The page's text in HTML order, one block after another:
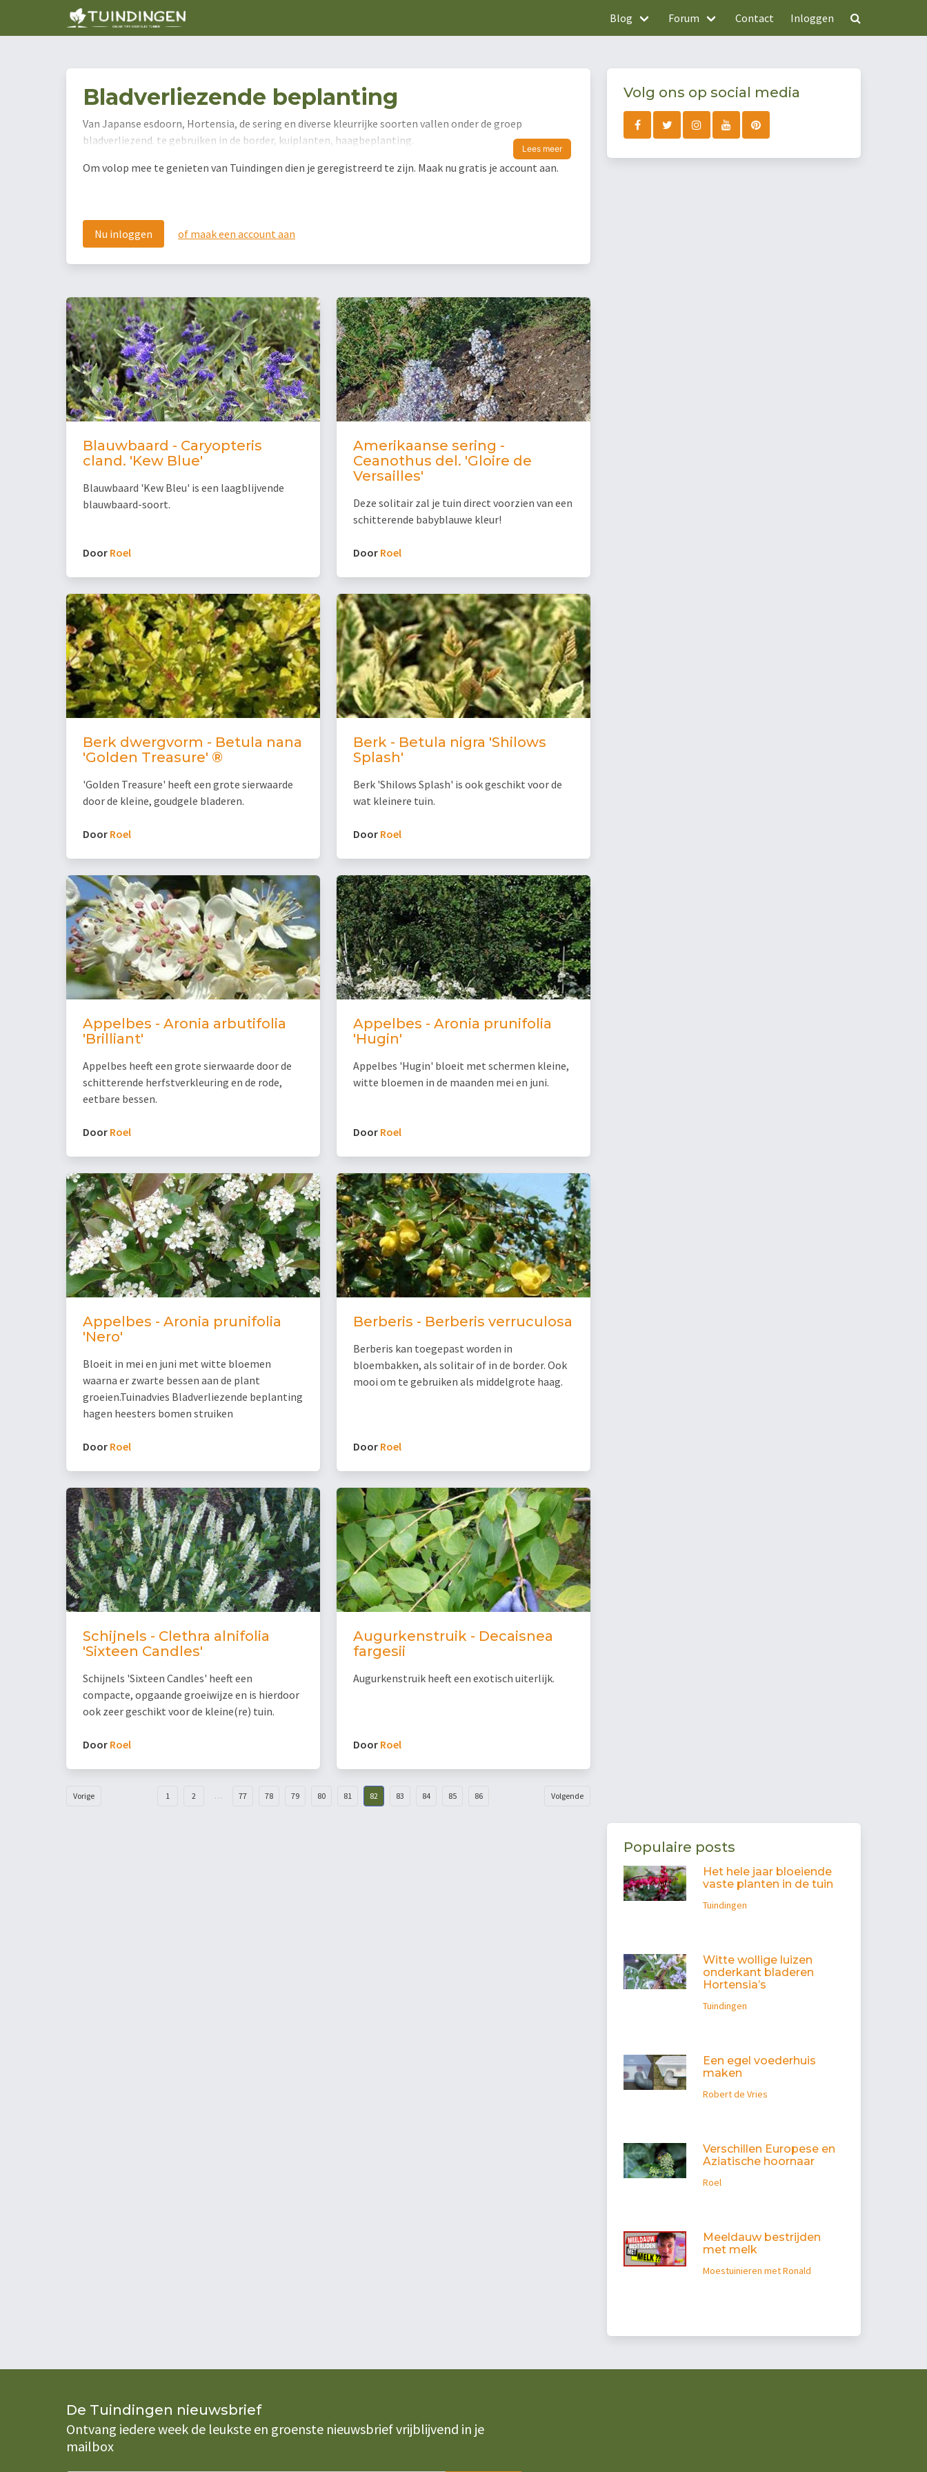
Blog Forum Contact Inloggen
Bladverliezende beplanting
Van Japanse esdoorn, Hortensia, de sering en diverse kleurrijke soorten vallen onder de groep
bladverliezend. te gebruiken in de border, kuiplanten, haagbeplanting.
Lees meer
Om volop mee te genieten van Tuindingen dien je geregistreerd te zijn. Maak nu gratis je account aan.
Nu inloggen of maak een account aan
Blauwbaard - Caryopteris
cland. 'Kew Blue'
Blauwbaard 'Kew Bleu' is een laagblijvende
blauwbaard-soort.
Door Roel
Amerikaanse sering -
Ceanothus del. 'Gloire de
Versailles'
Deze solitair zal je tuin direct voorzien van een
schitterende babyblauwe kleur!
Door Roel
Berk dwergvorm - Betula nana
'Golden Treasure' ®
'Golden Treasure' heeft een grote sierwaarde
door de kleine, goudgele bladeren.
Door Roel
Berk - Betula nigra 'Shilows
Splash'
Berk 'Shilows Splash' is ook geschikt voor de
wat kleinere tuin.
Door Roel
Appelbes - Aronia arbutifolia
'Brilliant'
Appelbes heeft een grote sierwaarde door de
schitterende herfstverkleuring en de rode,
eetbare bessen.
Door Roel
Appelbes - Aronia prunifolia
'Hugin'
Appelbes 'Hugin' bloeit met schermen kleine,
witte bloemen in de maanden mei en juni.
Door Roel
Appelbes - Aronia prunifolia
'Nero'
Bloeit in mei en juni met witte bloemen
waarna er zwarte bessen aan de plant
groeien.Tuinadvies Bladverliezende beplanting
hagen heesters bomen struiken
Door Roel
Berberis - Berberis verruculosa
Berberis kan toegepast worden in
bloembakken, als solitair of in de border. Ook
mooi om te gebruiken als middelgrote haag.
Door Roel
Schijnels - Clethra alnifolia
'Sixteen Candles'
Schijnels 'Sixteen Candles' heeft een
compacte, opgaande groeiwijze en is hierdoor
ook zeer geschikt voor de kleine(re) tuin.
Door Roel
Augurkenstruik - Decaisnea
fargesii
Augurkenstruik heeft een exotisch uiterlijk.
Door Roel
Vorige Volgende
1 2 … 77 78 79 80 81 82 83 84 85 86
Volg ons op social media
Populaire posts
Het hele jaar bloeiende
vaste planten in de tuin
Tuindingen
Witte wollige luizen
onderkant bladeren
Hortensia’s
Tuindingen
Een egel voederhuis
maken
Robert de Vries
Verschillen Europese en
Aziatische hoornaar
Roel
Meeldauw bestrijden
met melk
Moestuinieren met Ronald
De Tuindingen nieuwsbrief
Ontvang iedere week de leukste en groenste nieuwsbrief vrijblijvend in je
mailbox